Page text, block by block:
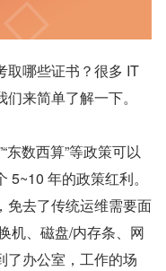
取哪些证书？很多 IT
来简单了解一下。
东数西算”等政策可以
年的政策红利。
免去了传统运维需要面
机、磁盘/内存条、网
了办公室，工作的场